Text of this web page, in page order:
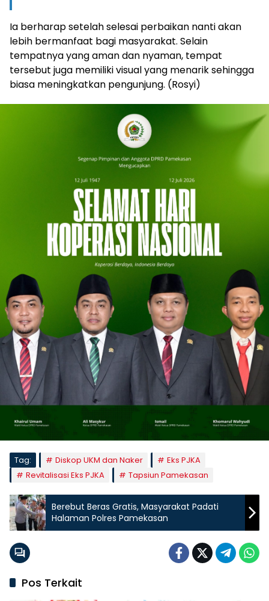
Ia berharap setelah selesai perbaikan nanti akan
lebih bermanfaat bagi masyarakat. Selain
tempatnya yang aman dan nyaman, tempat
tersebut juga memiliki visual yang menarik sehingga
biasa meningkatkan pengunjung. (Rosyi)
Tag: Diskop UKM dan Naker
Eks PJKA
Revitalisasi Eks PJKA
Tapsiun Pamekasan
Berebut Beras Gratis, Masyarakat Padati
Halaman Polres Pamekasan
Pos Terkait